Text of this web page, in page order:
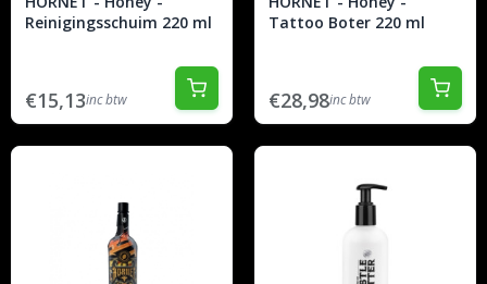
Reinigingsschuim 220 ml
€15,13inc btw
Tattoo Boter 220 ml
€28,98inc btw